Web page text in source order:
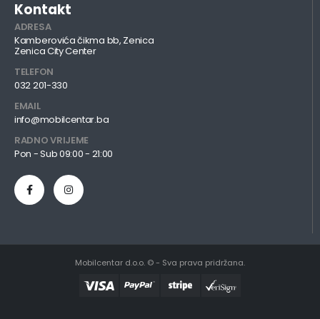
Kontakt
ADRESA
Kamberovića čikma bb, Zenica
Zenica City Center
TELEFON
032 201-330
EMAIL
info@mobilcentar.ba
RADNO VRIJEME
Pon - Sub 09:00 - 21:00
Mobilcentar d.o.o. © - Sva prava pridržana.